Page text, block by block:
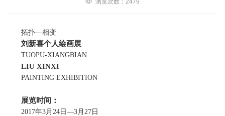
拓扑—相变
刘新喜个人绘画展
TUOPU-XIANGBIAN
LIU XINXI
PAINTING EXHIBITION
展览时间：
2017年3月24日—3月27日